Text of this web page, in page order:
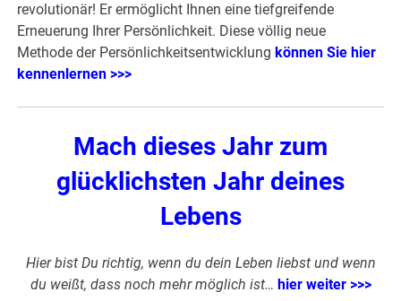
revolutionär! Er ermöglicht Ihnen eine tiefgreifende
Erneuerung Ihrer Persönlichkeit. Diese völlig neue
Methode der Persönlichkeitsentwicklung können Sie hier
kennenlernen >>>
Mach dieses Jahr zum
glücklichsten Jahr deines
Lebens
Hier bist Du richtig, wenn du dein Leben liebst und wenn
du weißt, dass noch mehr möglich ist… hier weiter >>>